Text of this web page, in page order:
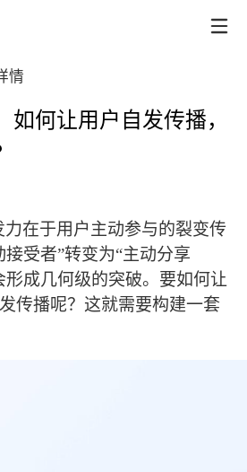
情
如何让用户自发传播，
在于用户主动参与的裂变传
接受者”转变为“主动分享
形成几何级的突破。要如何让
传播呢？这就需要构建一套